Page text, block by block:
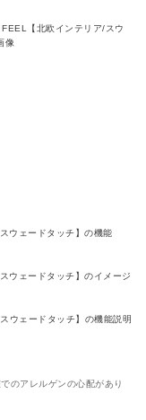
のアレルゲンの心配があり